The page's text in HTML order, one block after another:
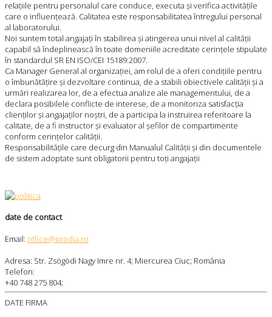
relațiile pentru personalul care conduce, executa și verifica activitățile
care o influențează. Calitatea este responsabilitatea întregului personal
al laboratorului.
Noi suntem total angajați în stabilirea și atingerea unui nivel al calității
capabil să îndeplinească în toate domeniile acreditate cerințele stipulate
în standardul SR EN ISO/CEI 15189:2007.
Ca Manager General al organizației, am rolul de a oferi condițiile pentru
o îmbunătățire și dezvoltare continua, de a stabili obiectivele calității și a
urmări realizarea lor, de a efectua analize ale managementului, de a
declara posibilele conflicte de interese, de a monitoriza satisfacția
clienților și angajaților noștri, de a participa la instruirea referitoare la
calitate, de a fi instructor și evaluator al șefilor de compartimente
conform cerințelor calității.
Responsabilitățile care decurg din Manualul Calității și din documentele
de sistem adoptate sunt obligatorii pentru toți angajații
date de contact
Email: office@prodia.ro
Adresa: Str. Zsögödi Nagy Imre nr. 4; Miercurea Ciuc; România
Telefon:
+40 748 275 804;
DATE FIRMA